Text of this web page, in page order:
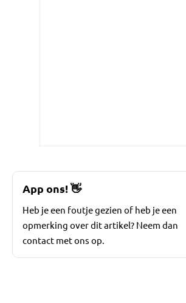
App ons!👋
Heb je een foutje gezien of heb je een
opmerking over dit artikel? Neem dan
contact met ons op.